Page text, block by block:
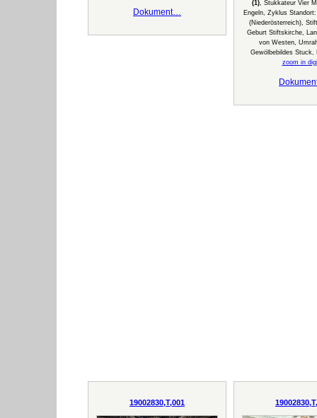
Dokument…
(1), Stukkateur Vier
Engeln, Zyklus
(Niederösterreich),
Geburt Stiftskirche,
von Westen,
Gewölbebildes Stuck,
zoom in
19002830,T,001